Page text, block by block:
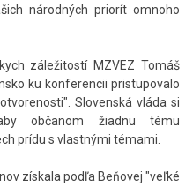
národných priorít omnoho
záležitostí MZVEZ Tomáš
ku konferencii pristupovalo
Slovenská vláda si
občanom žiadnu tému
prídu s vlastnými témami.
získala podľa Beňovej "veľké